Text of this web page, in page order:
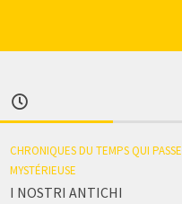
CHRONIQUES DU TEMPS QUI PASSE
MYSTÉRIEUSE
I NOSTRI ANTICHI